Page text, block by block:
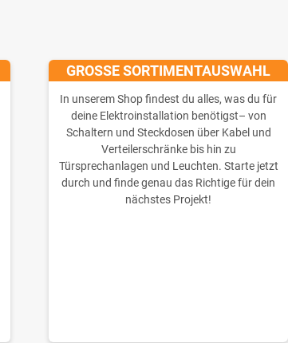
GROSSE SORTIMENTAUSWAHL
In unserem Shop findest du alles, was du für
deine Elektroinstallation benötigst– von
Schaltern und Steckdosen über Kabel und
Verteilerschränke bis hin zu
Türsprechanlagen und Leuchten. Starte jetzt
durch und finde genau das Richtige für dein
nächstes Projekt!